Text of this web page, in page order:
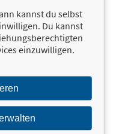
für
kannst du selbst
Du kannst
einzuwilligen.